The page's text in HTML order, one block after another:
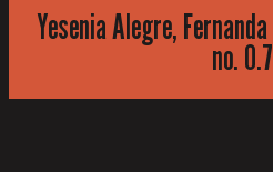
Yesenia Alegre,
no.